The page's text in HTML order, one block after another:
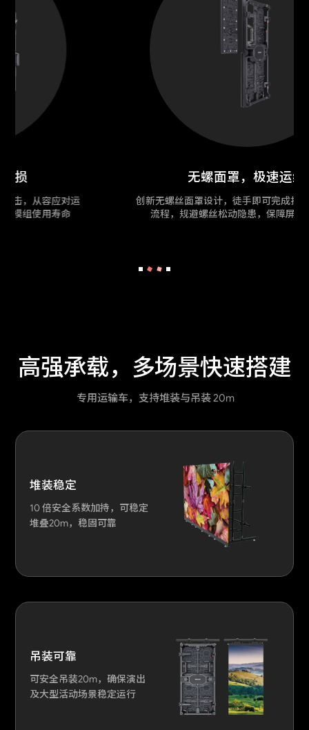
无螺面罩，极速运维
创新无螺丝面罩设计，徒手即可完成拆装，简化维护
流程，规避螺丝松动隐患，保障屏幕稳定运行
高强承载，多场景快速搭建
专用运输车，支持堆装与吊装 20m
堆装稳定
10 倍安全系数加持，可稳定
堆叠20m，稳固可靠
吊装可靠
可安全吊装20m，确保演出
及大型活动场景稳定运行